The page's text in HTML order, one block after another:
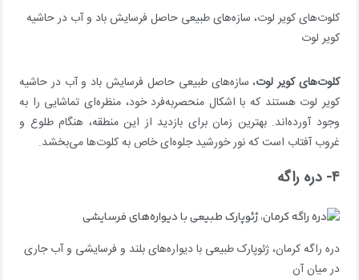
کلوت‌های کویر لوت، سازه‌های طبیعی حاصل فرسایش باد و آب در حاشیه
کویر لوت
کلوت‌های کویر لوت، سازه‌های طبیعی حاصل فرسایش باد و آب در حاشیه
کویر لوت هستند که با اشکال منحصربه‌فرد خود، منظره‌ای تماشایی را به
وجود آورده‌اند. بهترین زمان برای بازدید از این منطقه، هنگام طلوع و
غروب آفتاب است که نور خورشید جلوه‌ای خاص به کلوت‌ها می‌بخشد.
۴- دره راگه
دره راگه کرمان، ژئوپارک طبیعی با دیواره‌های بلند و فرسایشی و آب جاری
در میان آن